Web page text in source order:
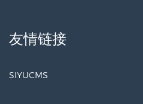
友情链接
SIYUCMS